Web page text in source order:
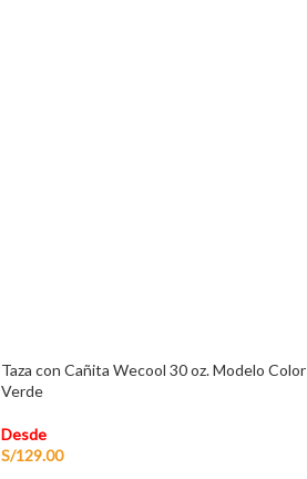
Taza con Cañita Wecool 30 oz. Modelo Color
Verde
Desde
S/129.00